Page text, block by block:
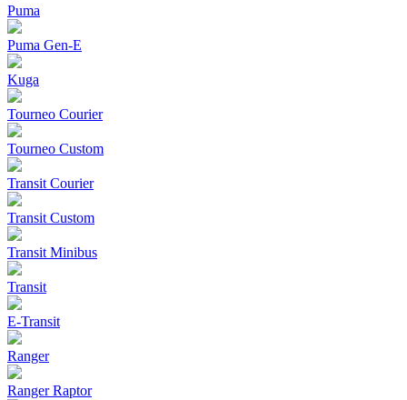
Puma
Puma Gen‑E
Kuga
Tourneo Courier
Tourneo Custom
Transit Courier
Transit Custom
Transit Minibus
Transit
E-Transit
Ranger
Ranger Raptor